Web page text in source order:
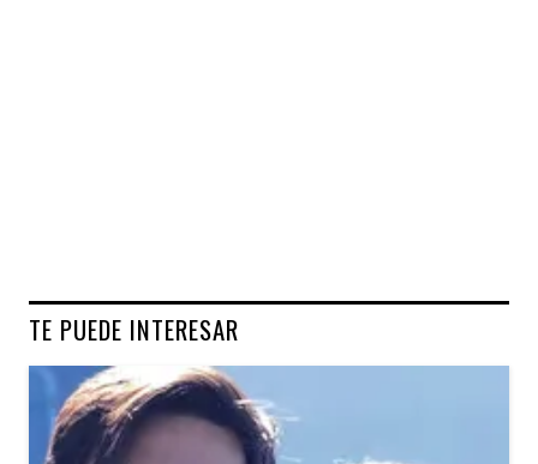
TE PUEDE INTERESAR